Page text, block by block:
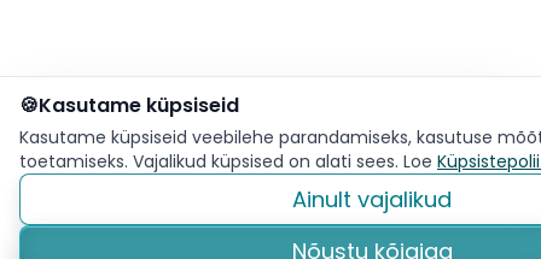
UUS TOODE
GPS + telefon + SOS
Ühes lihtsas turvaseadmes.
Vaata lähemalt
🍪Kasutame küpsiseid
Kasutame küpsiseid veebilehe parandamiseks, kasutuse
toetamiseks. Vajalikud küpsised on alati sees. Loe
Küpsistepoliitika
Ainult vajalikud
Nõustu kõigiga